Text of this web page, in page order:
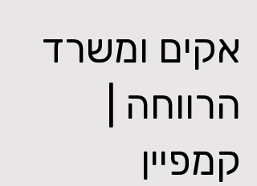
אקים ומשרד
הרווחה |
קמפיין